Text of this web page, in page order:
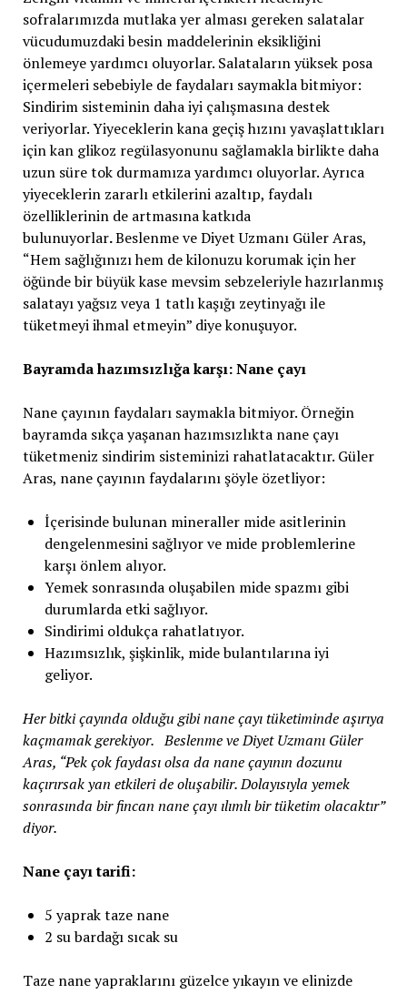
sofralarımızda mutlaka yer alması gereken salatalar
vücudumuzdaki besin maddelerinin eksikliğini
önlemeye yardımcı oluyorlar. Salataların yüksek posa
içermeleri sebebiyle de faydaları saymakla bitmiyor:
Sindirim sisteminin daha iyi çalışmasına destek
veriyorlar. Yiyeceklerin kana geçiş hızını yavaşlattıkları
için kan glikoz regülasyonunu sağlamakla birlikte daha
uzun süre tok durmamıza yardımcı oluyorlar. Ayrıca
yiyeceklerin zararlı etkilerini azaltıp, faydalı
özelliklerinin de artmasına katkıda
bulunuyorlar.Beslenme ve Diyet Uzmanı Güler Aras,
“Hem sağlığınızı hem de kilonuzu korumak için her
öğünde bir büyük kase mevsim sebzeleriyle hazırlanmış
salatayı yağsız veya 1 tatlı kaşığı zeytinyağı ile
tüketmeyi ihmal etmeyin” diye konuşuyor.
Bayramda hazımsızlığa karşı: Nane çayı
Nane çayının faydaları saymakla bitmiyor. Örneğin
bayramda sıkça yaşanan hazımsızlıkta nane çayı
tüketmeniz sindirim sisteminizi rahatlatacaktır. Güler
Aras, nane çayının faydalarını şöyle özetliyor:
İçerisinde bulunan mineraller mide asitlerinin
dengelenmesini sağlıyor ve mide problemlerine
karşı önlem alıyor.
Yemek sonrasında oluşabilen mide spazmı gibi
durumlarda etki sağlıyor.
Sindirimi oldukça rahatlatıyor.
Hazımsızlık, şişkinlik, mide bulantılarına iyi
geliyor.
Her bitki çayında olduğu gibi nane çayı tüketiminde aşırıya
kaçmamak gerekiyor. Beslenme ve Diyet Uzmanı Güler
Aras, “Pek çok faydası olsa da nane çayının dozunu
kaçırırsak yan etkileri de oluşabilir. Dolayısıyla yemek
sonrasında bir fincan nane çayı ılımlı bir tüketim olacaktır”
diyor.
Nane çayı tarifi:
5 yaprak taze nane
2 su bardağı sıcak su
Taze nane yapraklarını güzelce yıkayın ve elinizde